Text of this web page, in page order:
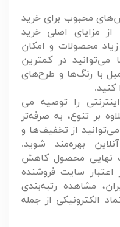
محبوب برای خرید
مزایای اصلی خرید
محصولات و امکان
در کمترین
با رنگ‌ها و طرح‌های
را توصیه می
بر تنوع، به صرفه‌تر
از تخفیف‌ها و
بهره‌مند شوید.
نهایی محصول کاهش
اعتبار سایت فروشنده
مشاهده رتبه‌بندی
الکترونیکی از جمله